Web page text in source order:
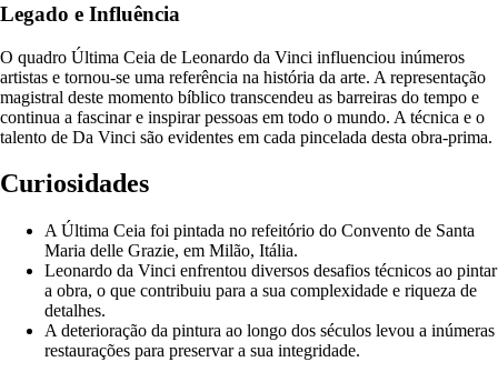
Legado e Influência
O quadro Última Ceia de Leonardo da Vinci influenciou inúmeros
artistas e tornou-se uma referência na história da arte. A representação
magistral deste momento bíblico transcendeu as barreiras do tempo e
continua a fascinar e inspirar pessoas em todo o mundo. A técnica e o
talento de Da Vinci são evidentes em cada pincelada desta obra-prima.
Curiosidades
A Última Ceia foi pintada no refeitório do Convento de Santa
Maria delle Grazie, em Milão, Itália.
Leonardo da Vinci enfrentou diversos desafios técnicos ao pintar
a obra, o que contribuiu para a sua complexidade e riqueza de
detalhes.
A deterioração da pintura ao longo dos séculos levou a inúmeras
restaurações para preservar a sua integridade.